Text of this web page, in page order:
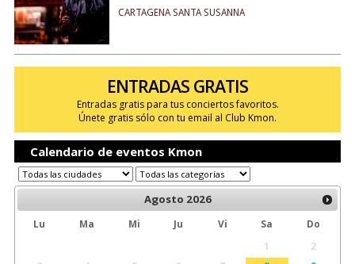
CARTAGENA SANTA SUSANNA
ENTRADAS GRATIS
Entradas gratis para tus conciertos favoritos.
Únete gratis sólo con tu email al Club Kmon.
Calendario de eventos Kmon
Agosto 2026
Lu Ma Mi Ju Vi Sa
Do
1
2